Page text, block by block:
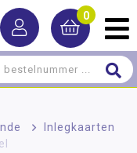
0
> Inlegkaarten